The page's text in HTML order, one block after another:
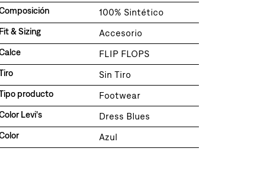
100% Sintético
Fit & Sizing
Accesorio
FLIP FLOPS
Sin Tiro
producto
Footwear
Levi's
Dress Blues
Azul